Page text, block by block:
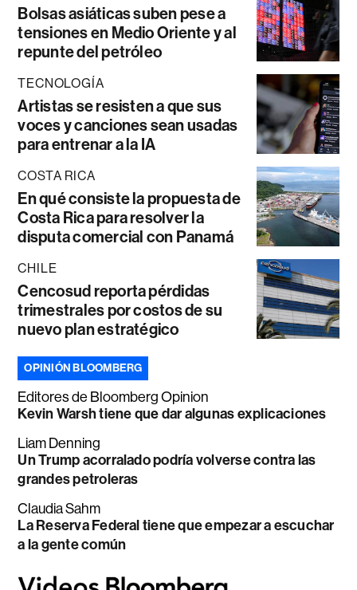
Bolsas asiáticas suben pese a
tensiones en Medio Oriente y al
repunte del petróleo
TECNOLOGÍA
Artistas se resisten a que sus
voces y canciones sean usadas
para entrenar a la IA
COSTA RICA
En qué consiste la propuesta de
Costa Rica para resolver la
disputa comercial con Panamá
CHILE
Cencosud reporta pérdidas
trimestrales por costos de su
nuevo plan estratégico
OPINIÓN BLOOMBERG
Editores de Bloomberg Opinion
Kevin Warsh tiene que dar algunas explicaciones
Liam Denning
Un Trump acorralado podría volverse contra las
grandes petroleras
Claudia Sahm
La Reserva Federal tiene que empezar a escuchar
a la gente común